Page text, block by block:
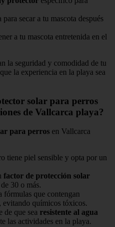
para secar a tu mascota después
a tu mascota entretenida en el
la seguridad y comodidad de tu
la experiencia en la playa sea
solar para perros
de Vallcarca playa?
para perros en Vallcarca
tiene piel sensible y opta por un
factor de protección solar
30 o más.
fórmulas que contengan
evitando químicos tóxicos.
de que sea resistente al agua
las actividades en la playa.